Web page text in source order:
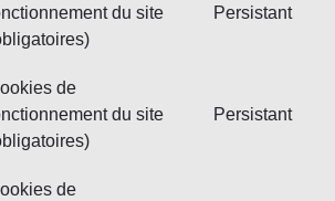
du site
Persistant
de
du site
Persistant
de